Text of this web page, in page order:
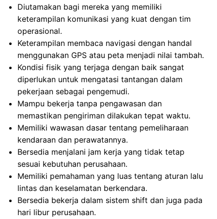
Diutamakan bagi mereka yang memiliki
keterampilan komunikasi yang kuat dengan tim
operasional.
Keterampilan membaca navigasi dengan handal
menggunakan GPS atau peta menjadi nilai tambah.
Kondisi fisik yang terjaga dengan baik sangat
diperlukan untuk mengatasi tantangan dalam
pekerjaan sebagai pengemudi.
Mampu bekerja tanpa pengawasan dan
memastikan pengiriman dilakukan tepat waktu.
Memiliki wawasan dasar tentang pemeliharaan
kendaraan dan perawatannya.
Bersedia menjalani jam kerja yang tidak tetap
sesuai kebutuhan perusahaan.
Memiliki pemahaman yang luas tentang aturan lalu
lintas dan keselamatan berkendara.
Bersedia bekerja dalam sistem shift dan juga pada
hari libur perusahaan.